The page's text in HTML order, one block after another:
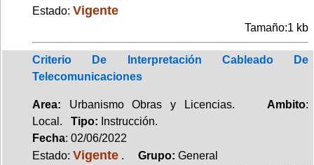
Estado: Vigente
Tamaño:1 kb
Criterio De Interpretación Cableado De
Telecomunicaciones
Area: Urbanismo Obras y Licencias. Ambito:
Local. Tipo: Instrucción.
Fecha: 02/06/2022
Estado: Vigente . Grupo: General